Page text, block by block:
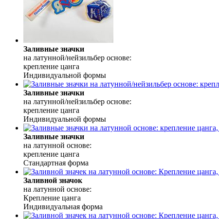
Заливные значки
на латунной/нейзильбер основе:
крепление цанга
Индивидуальной формы
Заливные значки
на латунной/нейзильбер основе:
крепление цанга
Индивидуальной формы
Заливные значки
на латунной основе:
крепление цанга
Стандартная форма
Заливной значок
на латунной основе:
Крепление цанга
Индивидуальная форма